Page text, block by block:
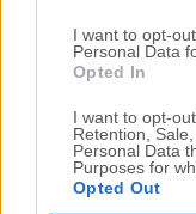
I want to opt-
Personal Data
Opted In
I want to opt-
Retention,
Personal Data
Purposes for
Opted Out
© RIPRODUZIONE